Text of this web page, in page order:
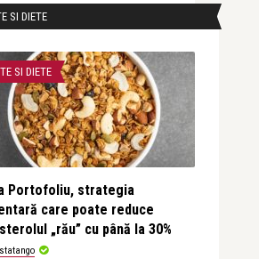
SI DIETE
SI DIETE
Portofoliu, strategia
care poate reduce
„rău” cu până la 30%